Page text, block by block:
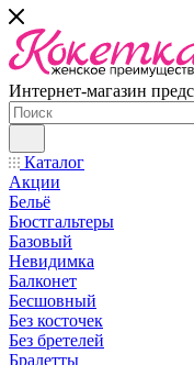
Интернет-магазин
Каталог
Акции
Бельё
Бюстгальтеры
Базовый
Невидимка
Балконет
Бесшовный
Без косточек
Без бретелей
Бралетты